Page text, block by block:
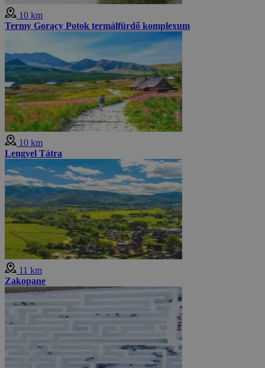
10 km
Termy Gorący Potok termálfürdő komplexum
10 km
Lengyel Tátra
11 km
Zakopane